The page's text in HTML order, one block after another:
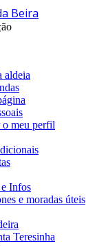
Beira
aldeia
o meu perfil
Infos
e moradas úteis
Teresinha